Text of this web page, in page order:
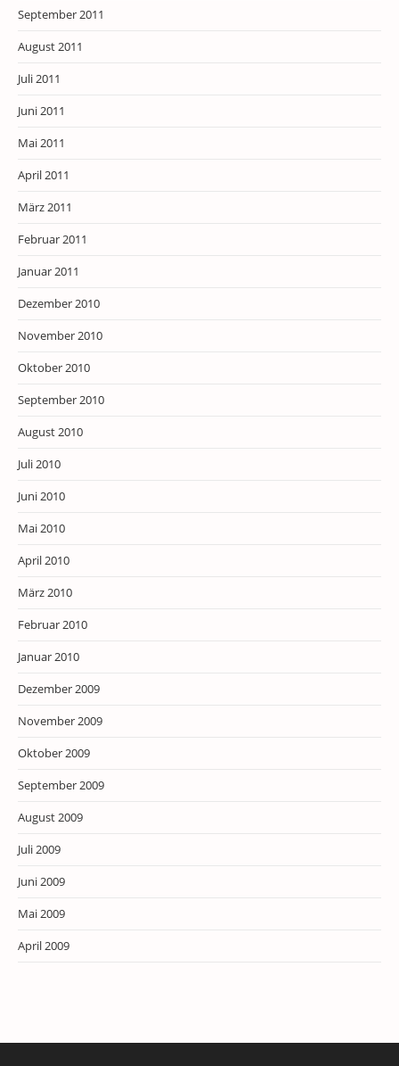
September 2011
August 2011
Juli 2011
Juni 2011
Mai 2011
April 2011
März 2011
Februar 2011
Januar 2011
Dezember 2010
November 2010
Oktober 2010
September 2010
August 2010
Juli 2010
Juni 2010
Mai 2010
April 2010
März 2010
Februar 2010
Januar 2010
Dezember 2009
November 2009
Oktober 2009
September 2009
August 2009
Juli 2009
Juni 2009
Mai 2009
April 2009